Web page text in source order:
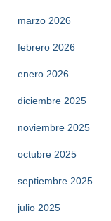
marzo 2026
febrero 2026
enero 2026
diciembre 2025
noviembre 2025
octubre 2025
septiembre 2025
julio 2025